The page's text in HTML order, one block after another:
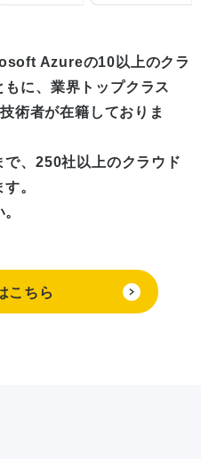
Azureの10以上のクラ
に、 業界トップクラス
術者が在籍しておりま
で、250社以上のクラウド
。
こちら